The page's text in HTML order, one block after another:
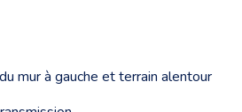
mur à gauche et terrain alentour